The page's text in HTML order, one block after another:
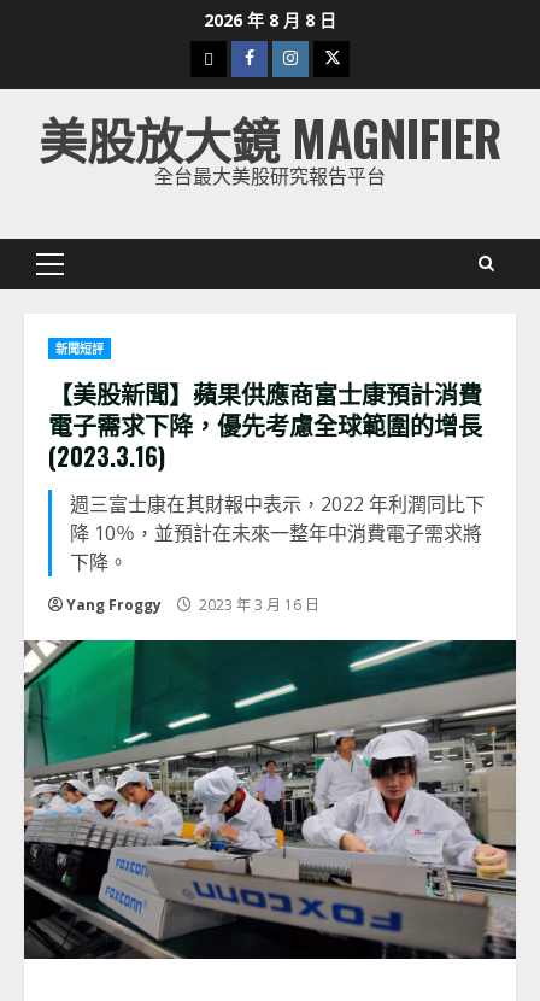
2026 年 8 月 8 日
下
載
美
股
Facebook
Instagram
Twitter
美股放大鏡 MAGNIFIER
全台最大美股研究報告平台
Primary
新聞短評
【美股新聞】蘋果供應商富士康預計消費
電子需求下降，優先考慮全球範圍的增長
(2023.3.16)
週三富士康在其財報中表示，2022 年利潤同比下
降 10％，並預計在未來一整年中消費電子需求將
下降。
Yang Froggy 2023 年 3 月 16 日